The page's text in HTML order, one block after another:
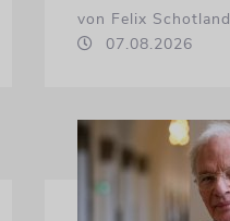
von Felix Schotland
07.08.2026